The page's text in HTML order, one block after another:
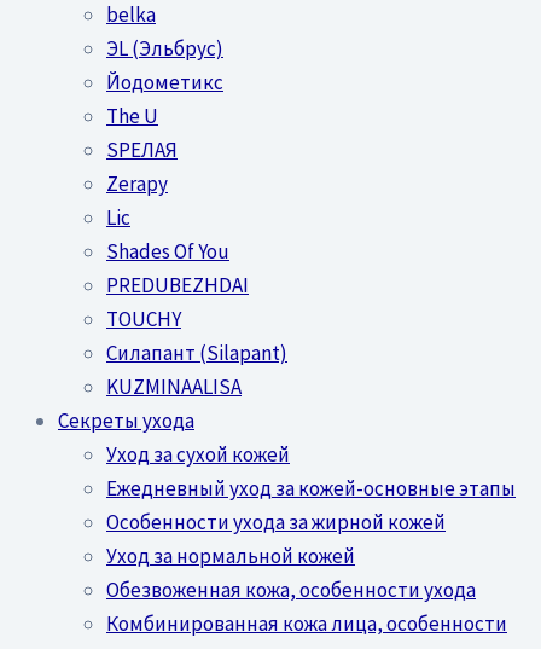
belka
ЭL (Эльбрус)
Йодометикс
The U
SPEЛАЯ
Zerapy
Lic
Shades Of You
PREDUBEZHDAI
TOUCHY
Силапант (Silapant)
KUZMINAALISA
Секреты ухода
Уход за сухой кожей
Ежедневный уход за кожей-основные этапы
Особенности ухода за жирной кожей
Уход за нормальной кожей
Обезвоженная кожа, особенности ухода
Комбинированная кожа лица, особенности